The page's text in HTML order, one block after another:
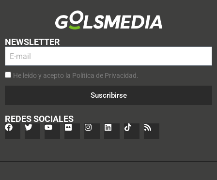
NEWSLETTER
He leído y acepto la Política de Privacidad.
Suscribirse
REDES SOCIALES